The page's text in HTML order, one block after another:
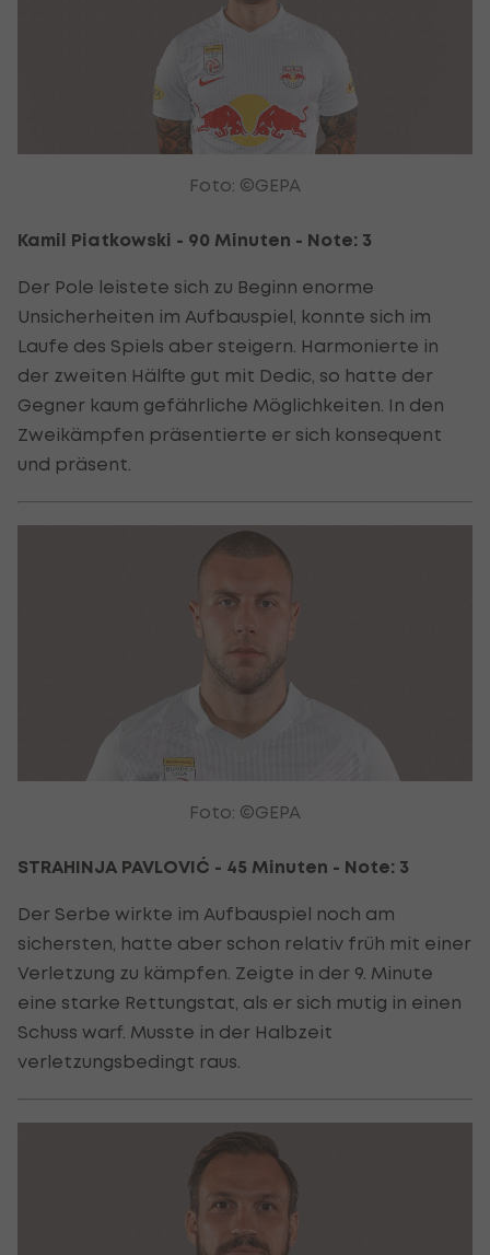
Foto: ©GEPA
Kamil Piatkowski - 90 Minuten - Note: 3
Der Pole leistete sich zu Beginn enorme
Unsicherheiten im Aufbauspiel, konnte sich im
Laufe des Spiels aber steigern. Harmonierte in
der zweiten Hälfte gut mit Dedic, so hatte der
Gegner kaum gefährliche Möglichkeiten. In den
Zweikämpfen präsentierte er sich konsequent
und präsent.
Foto: ©GEPA
STRAHINJA PAVLOVIĆ - 45 Minuten - Note: 3
Der Serbe wirkte im Aufbauspiel noch am
sichersten, hatte aber schon relativ früh mit einer
Verletzung zu kämpfen. Zeigte in der 9. Minute
eine starke Rettungstat, als er sich mutig in einen
Schuss warf. Musste in der Halbzeit
verletzungsbedingt raus.